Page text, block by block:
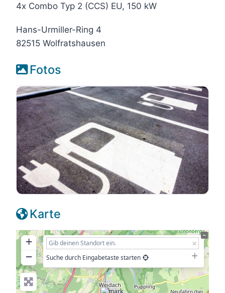
4x Combo Typ 2 (CCS) EU, 150 kW
Hans-Urmiller-Ring 4
82515 Wolfratshausen
Fotos
Karte
+
−
Suche durch Eingabetaste starten